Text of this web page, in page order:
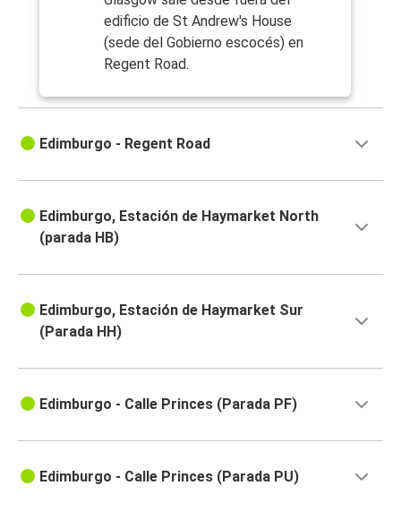
edificio de St Andrew's House
(sede del Gobierno escocés) en
Regent Road.
Edimburgo - Regent Road
Edimburgo, Estación de Haymarket North
(parada HB)
Edimburgo, Estación de Haymarket Sur
(Parada HH)
Edimburgo - Calle Princes (Parada PF)
Edimburgo - Calle Princes (Parada PU)